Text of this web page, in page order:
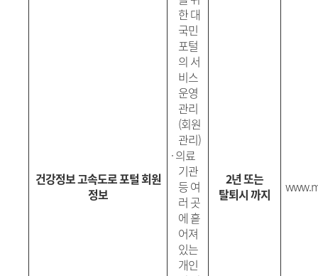
건강정보 고속도로 포털 회원
정보
한 대
국민
포털
의 서
비스
운영
관리
(회원
관리)
·의료
기관
등 여
러 곳
에 흩
어져
있는
개인
2년 또는
탈퇴시 까지